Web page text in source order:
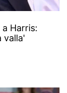
Harris:
valla'